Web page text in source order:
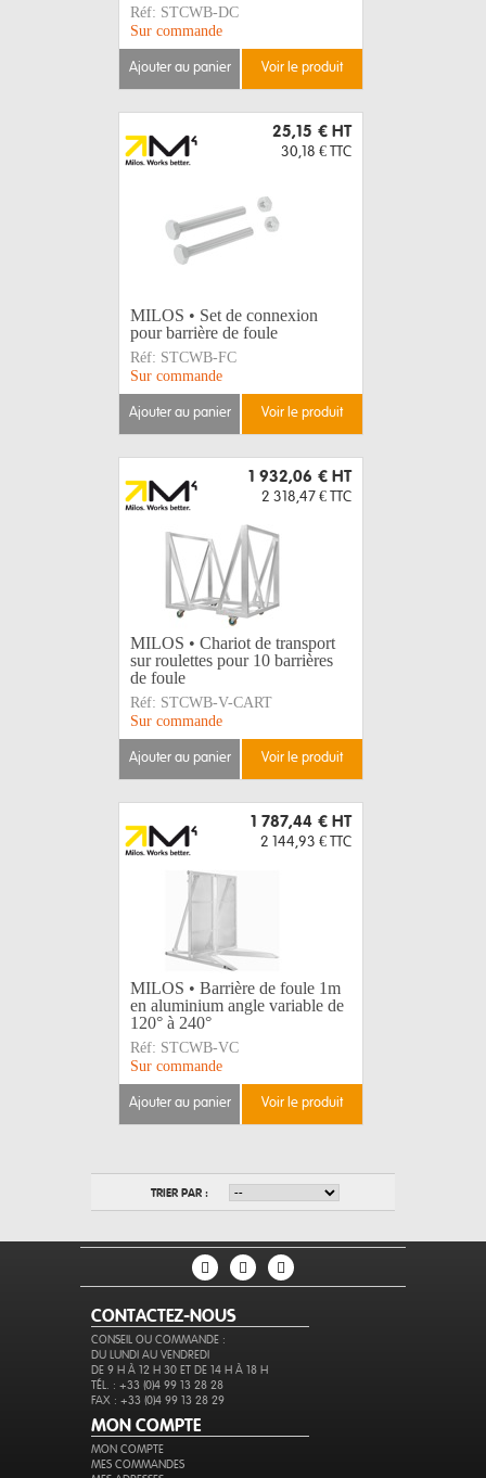
Réf: STCWB-DC
Sur commande
ajouter au panier voir le produit
25,15 € HT
30,18 € TTC
MILOS • Set de connexion
pour barrière de foule
Réf: STCWB-FC
Sur commande
ajouter au panier voir le produit
1 932,06 € HT
2 318,47 € TTC
MILOS • Chariot de transport
sur roulettes pour 10 barrières
de foule
Réf: STCWB-V-CART
Sur commande
ajouter au panier voir le produit
1 787,44 € HT
2 144,93 € TTC
MILOS • Barrière de foule 1m
en aluminium angle variable de
120° à 240°
Réf: STCWB-VC
Sur commande
ajouter au panier voir le produit
TRIER PAR :
CONTACTEZ-NOUS
CONSEIL OU COMMANDE :
DU LUNDI AU VENDREDI
DE 9 H À 12 H 30 ET DE 14 H À 18 H
TÉL. : +33 (0)4 99 13 28 28
FAX : +33 (0)4 99 13 28 29
MON COMPTE
MON COMPTE
MES COMMANDES